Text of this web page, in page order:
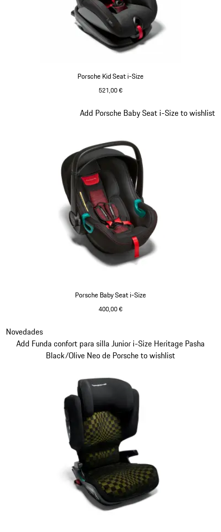
Porsche Kid Seat i-Size
521,00 €
Porsche Baby Seat i-Size
400,00 €
Add Porsche Baby Seat i-Size to wishlist
Novedades
Add Funda confort para silla Junior i-Size Heritage Pasha
Black/Olive Neo de Porsche to wishlist
Diapositiva 6 de 7